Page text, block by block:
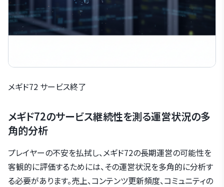
メギド72 サービス終了
メギド72のサービス継続性を測る運営状況の多
角的分析
プレイヤーの不安を払拭し、メギド72の長期運営の可能性を
客観的に評価するためには、その運営状況を多角的に分析す
る必要があります。売上、コンテンツ更新頻度、コミュニティの